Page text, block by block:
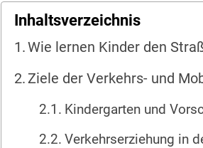
Inhaltsverzeichnis
Wie lernen Kinder den
Ziele der Verkehrs- und
Kindergarten und
Verkehrserziehung in